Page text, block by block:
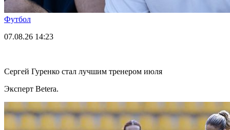
Футбол
07.08.26 14:23
Сергей Гуренко стал лучшим тренером июля
Эксперт Betera.